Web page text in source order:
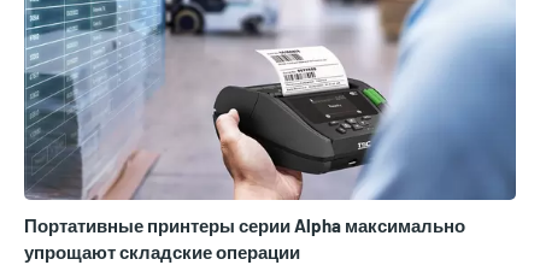
Портативные принтеры серии Alpha максимально
упрощают складские операции